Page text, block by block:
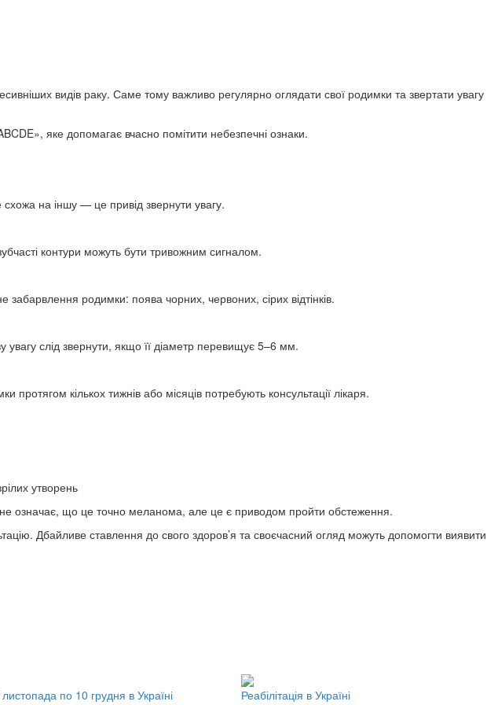
видів раку. Саме тому важливо регулярно оглядати свої родимки та звертати увагу
яке допомагає вчасно помітити небезпечні ознаки.
на іншу — це привід звернути увагу.
контури можуть бути тривожним сигналом.
родимки: поява чорних, червоних, сірих відтінків.
увагу слід звернути, якщо її діаметр перевищує 5–6 мм.
кількох тижнів або місяців потребують консультації лікаря.
утворень
не означає, що це точно меланома, але це є приводом пройти обстеження.
Дбайливе ставлення до свого здоров’я та своєчасний огляд можуть допомогти виявити
по 10 грудня в Україні
Реабілітація в Україні